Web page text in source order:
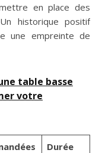
en place des
historique positif
une empreinte de
table basse
votre
Durée